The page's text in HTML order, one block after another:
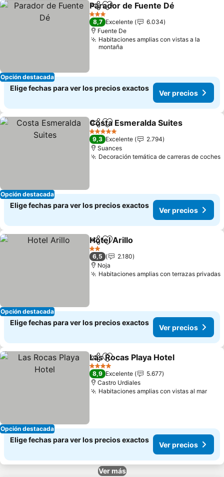
Opción destacada
CompartirAgregar a favoritos
Parador de Fuente Dé
3 Estrellas
8,7 Excelente
6.034
Fuente De
Habitaciones amplias con vistas a la
montaña
Elige fechas para ver los precios exactos
Ver precios
Opción destacada
CompartirAgregar a favoritos
Costa Esmeralda Suites
5 Estrellas
9,3 Excelente
2.794
Suances
Decoración temática de carreras de coches
Elige fechas para ver los precios exactos
Ver precios
Opción destacada
CompartirAgregar a favoritos
Hotel Arillo
2 Estrellas
6,5
2.180
Noja
Habitaciones amplias con terrazas privadas
Elige fechas para ver los precios exactos
Ver precios
Opción destacada
CompartirAgregar a favoritos
Las Rocas Playa Hotel
4 Estrellas
8,9 Excelente
5.677
Castro Urdiales
Habitaciones amplias con vistas al mar
Elige fechas para ver los precios exactos
Ver precios
Ver más